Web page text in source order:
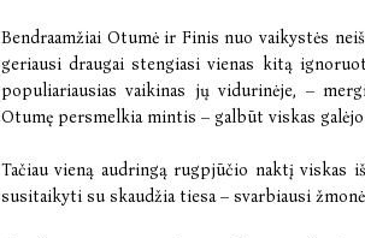
Bendraamžiai Otumė ir Finis nuo vaikystės
geriausi draugai stengiasi vienas kitą
populiariausias vaikinas jų vidurinėje, –
Otumę persmelkia mintis – galbūt viskas
Tačiau vieną audringą rugpjūčio naktį viskas
susitaikyti su skaudžia tiesa – svarbiausi